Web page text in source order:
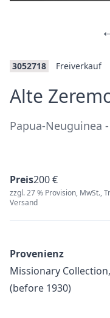
3052718 Freiverkauf
Alte
Papua-Neuguinea
Preis200 €
zzgl. 27 % Provision, MwSt.,
Versand
Provenienz
Missionary
(before 1930)